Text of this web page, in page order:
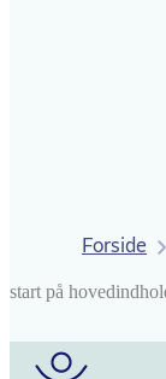
Forside
start på